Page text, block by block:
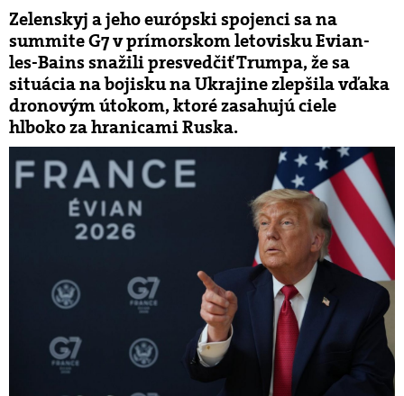
Zelenskyj a jeho európski spojenci sa na
summite G7 v prímorskom letovisku Evian-
les-Bains snažili presvedčiť Trumpa, že sa
situácia na bojisku na Ukrajine zlepšila vďaka
dronovým útokom, ktoré zasahujú ciele
hlboko za hranicami Ruska.